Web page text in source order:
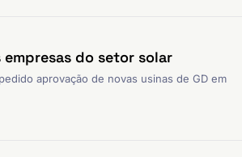
do setor solar
aprovação de novas usinas de GD em